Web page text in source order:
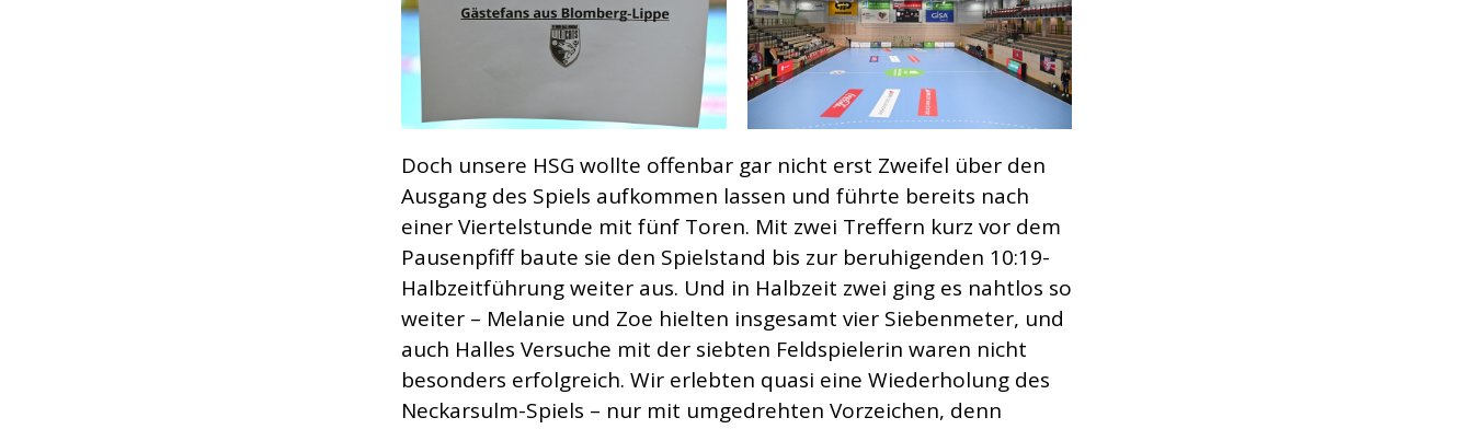
Doch unsere HSG wollte offenbar gar nicht erst Zweifel über den
Ausgang des Spiels aufkommen lassen und führte bereits nach
einer Viertelstunde mit fünf Toren. Mit zwei Treffern kurz vor dem
Pausenpfiff baute sie den Spielstand bis zur beruhigenden 10:19-
Halbzeitführung weiter aus. Und in Halbzeit zwei ging es nahtlos so
weiter – Melanie und Zoe hielten insgesamt vier Siebenmeter, und
auch Halles Versuche mit der siebten Feldspielerin waren nicht
besonders erfolgreich. Wir erlebten quasi eine Wiederholung des
Neckarsulm-Spiels – nur mit umgedrehten Vorzeichen, denn